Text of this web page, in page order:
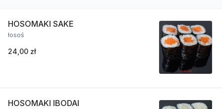
HOSOMAKI SAKE
łosoś
24,00 zł
HOSOMAKI IBODAI